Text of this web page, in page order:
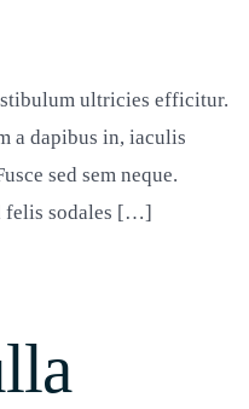
ultricies efficitur.
a dapibus in, iaculis
sed sem neque.
felis sodales […]